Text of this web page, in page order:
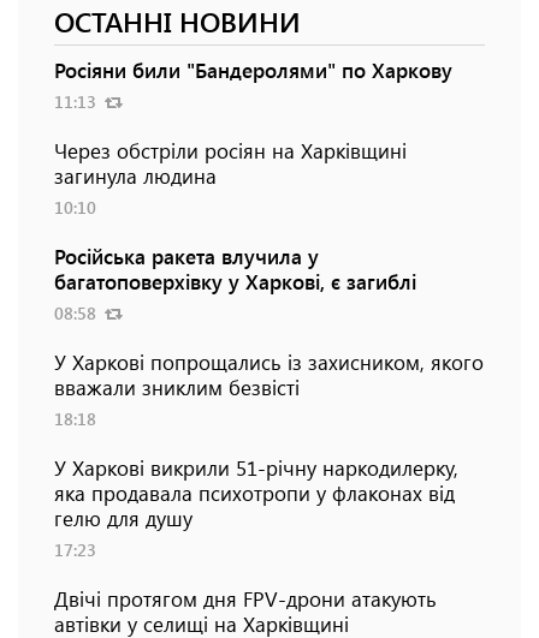
ОСТАННІ НОВИНИ
Росіяни били "Бандеролями" по Харкову
11:13
Через обстріли росіян на Харківщині
загинула людина
10:10
Російська ракета влучила у
багатоповерхівку у Харкові, є загиблі
08:58
У Харкові попрощались із захисником, якого
вважали зниклим безвісті
18:18
У Харкові викрили 51-річну наркодилерку,
яка продавала психотропи у флаконах від
гелю для душу
17:23
Двічі протягом дня FPV-дрони атакують
автівки у селищі на Харківщині